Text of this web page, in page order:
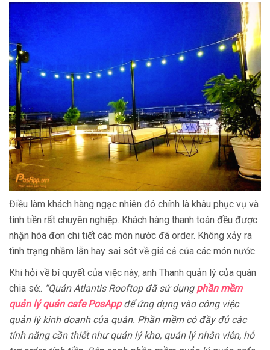
Điều làm khách hàng ngạc nhiên đó chính là khâu phục vụ và
tính tiền rất chuyên nghiệp. Khách hàng thanh toán đều được
nhận hóa đơn chi tiết các món nước đã order. Không xảy ra
tình trạng nhầm lẫn hay sai sót về giá cả của các món nước.
Khi hỏi về bí quyết của việc này, anh Thanh quản lý của quán
chia sẻ:. “Quán Atlantis Rooftop đã sử dụng phần mềm
quản lý quán cafe PosAppđể ứng dụng vào công việc
quản lý kinh doanh của quán. Phần mềm có đầy đủ các
tính năng cần thiết như quản lý kho, quản lý nhân viên, hỗ